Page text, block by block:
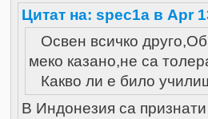
Цитат на: spec1a в Apr
Освен всичко
меко казано,не са
Какво ли е било
В Индонезия са